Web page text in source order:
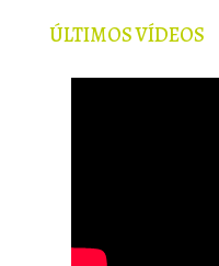
ÚLTIMOS VÍDEOS